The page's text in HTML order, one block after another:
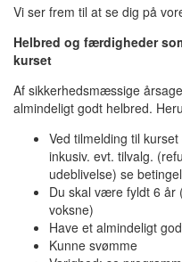
Vi ser frem til at se dig på
Helbred og færdigheder
kurset
Af sikkerhedsmæssige
almindeligt godt helbred.
Ved tilmelding til
inkusiv. evt. tilvalg.
udeblivelse) se
Du skal være fyldt 6 år
voksne)
Have et almindeligt
Kunne svømme